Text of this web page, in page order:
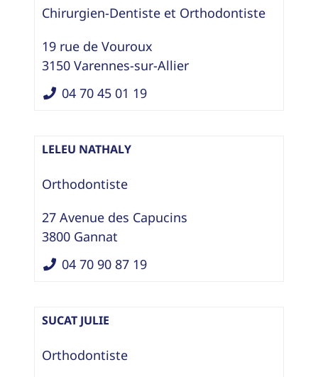
Chirurgien-Dentiste et Orthodontiste
19 rue de Vouroux
3150 Varennes-sur-Allier
04 70 45 01 19
LELEU NATHALY
Orthodontiste
27 Avenue des Capucins
3800 Gannat
04 70 90 87 19
SUCAT JULIE
Orthodontiste